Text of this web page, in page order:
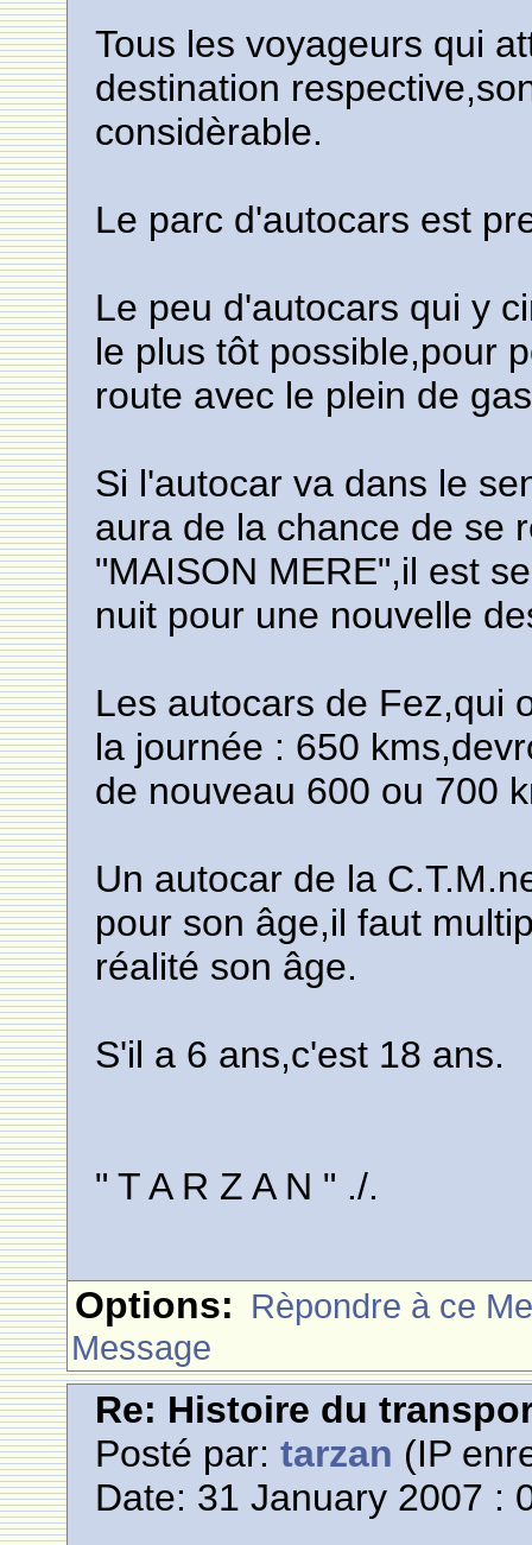
Tous les voyageurs qui
destination
considèrable.
Le parc d'autocars est
Le peu d'autocars qui y
le plus tôt possible,pour
route avec le plein de
Si l'autocar va dans le
aura de la chance de se
"MAISON MERE",il est
nuit pour une nouvelle
Les autocars de Fez,qui
la journée : 650
de nouveau 600 ou 700
Un autocar de la
pour son âge,il faut
réalité son âge.
S'il a 6 ans,c'est 18 ans.
" T A R Z A N " ./.
Options: Rèpondre à ce
Message
Re: Histoire du
Posté par:tarzan (IP
Date: 31 January 2007 :